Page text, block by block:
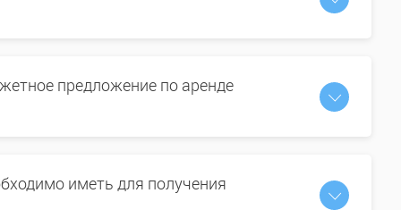
предложение по аренде
иметь для получения